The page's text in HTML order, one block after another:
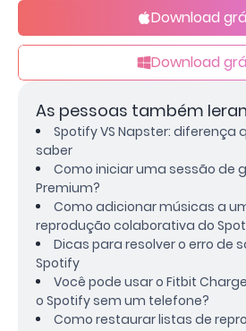
Download
Download
As pessoas também
Spotify VS Napster: diferença
saber
Como iniciar uma sessão de
Premium?
Como adicionar músicas a
reprodução colaborativa do
Dicas para resolver o erro de
Spotify
Você pode usar o Fitbit
o Spotify sem um telefone?
Como restaurar listas de